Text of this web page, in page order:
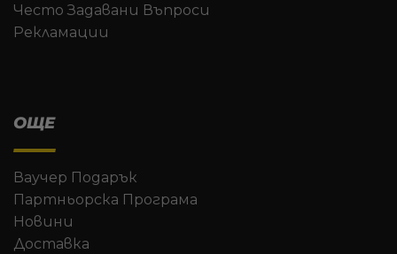
Често Задавани Въпроси
Рекламации
ОЩЕ
Ваучер Подарък
Партньорска Програма
Новини
Доставка